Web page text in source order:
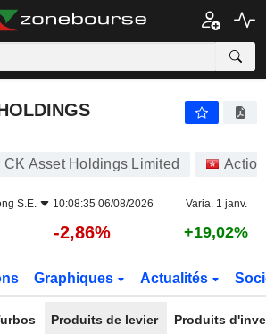
LIMITED
Asset Holdings Limited
S.E. 10:08:35 06/08/2026 Varia. 1 janv.
-2,86% +19,02%
Graphiques Actualités
Produits de levier Produits